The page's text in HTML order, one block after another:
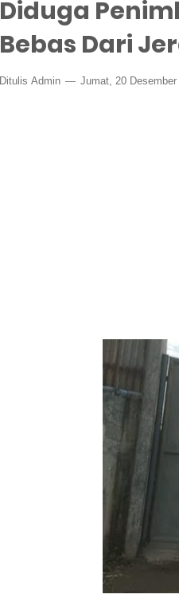
Diduga
Bebas Dari
Ditulis Admin Jumat, 20 Desember